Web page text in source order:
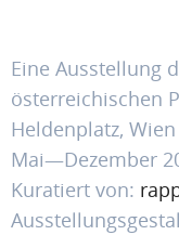
Eine Ausstellung
österreichischen
Heldenplatz, Wien
Mai—Dezember
Kuratiert von: